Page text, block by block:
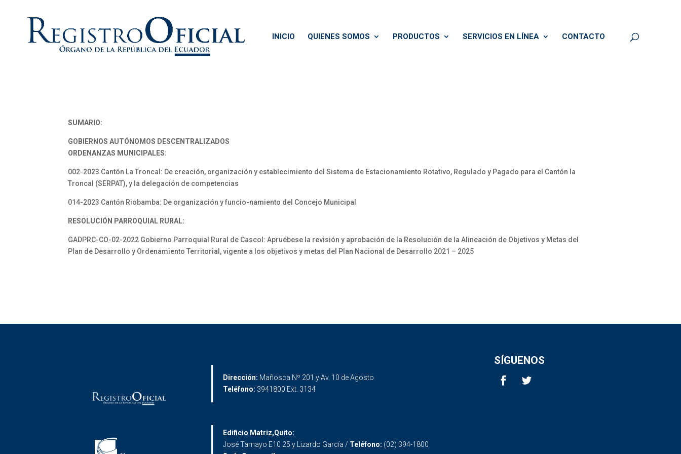
INICIO QUIENES SOMOS PRODUCTOS SERVICIOS EN LÍNEA CONTACTO
SUMARIO:
GOBIERNOS AUTÓNOMOS DESCENTRALIZADOS
ORDENANZAS MUNICIPALES:
002-2023 Cantón La Troncal: De creación, organización y establecimiento del Sistema de Estacionamiento Rotativo, Regulado y Pagado para el Cantón la
Troncal (SERPAT), y la delegación de competencias
014-2023 Cantón Riobamba: De organización y funcio-namiento del Concejo Municipal
RESOLUCIÓN PARROQUIAL RURAL:
GADPRC-CO-02-2022 Gobierno Parroquial Rural de Cascol: Apruébese la revisión y aprobación de la Resolución de la Alineación de Objetivos y Metas del
Plan de Desarrollo y Ordenamiento Territorial, vigente a los objetivos y metas del Plan Nacional de Desarrollo 2021 – 2025
Dirección: Mañosca Nº 201 y Av. 10 de Agosto
Teléfono: 3941800 Ext. 3134
SÍGUENOS
Edificio Matriz,Quito:
José Tamayo E10 25 y Lizardo García / Teléfono: (02) 394-1800